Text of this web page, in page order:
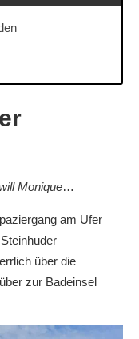
Monique…
am Ufer
über die
zur Badeinsel